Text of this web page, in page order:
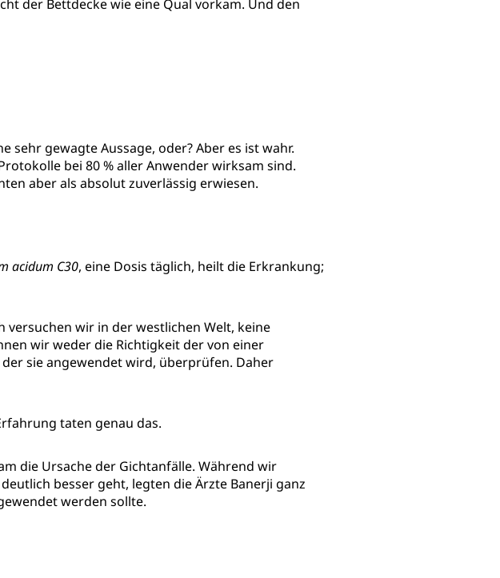
der Bettdecke wie eine Qual vorkam. Und den
sehr gewagte Aussage, oder? Aber es ist wahr.
bei 80 % aller Anwender wirksam sind.
aber als absolut zuverlässig erwiesen.
acidum C30, eine Dosis täglich, heilt die Erkrankung;
versuchen wir in der westlichen Welt, keine
wir weder die Richtigkeit der von einer
sie angewendet wird, überprüfen. Daher
taten genau das.
die Ursache der Gichtanfälle. Während wir
besser geht, legten die Ärzte Banerji ganz
werden sollte.